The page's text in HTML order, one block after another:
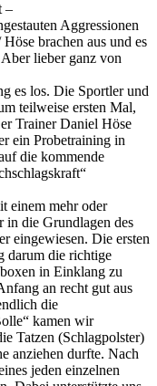
–
Aggressionen
brachen aus und es
lieber ganz von
es los. Die Sportler und
teilweise ersten Mal,
Trainer Daniel Höse
ein Probetraining in
die kommende
einem mehr oder
die Grundlagen des
eingewiesen. Die ersten
darum die richtige
in Einklang zu
an recht gut aus
die
kamen wir
Tatzen (Schlagpolster)
anziehen durfte. Nach
jeden einzelnen